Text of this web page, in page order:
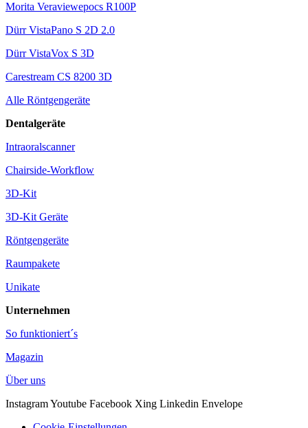
Morita Veraviewepocs R100P
Dürr VistaPano S 2D 2.0
Dürr VistaVox S 3D
Carestream CS 8200 3D
Alle Röntgengeräte
Dentalgeräte
Intraoralscanner
Chairside-Workflow
3D-Kit
3D-Kit Geräte
Röntgengeräte
Raumpakete
Unikate
Unternehmen
So funktioniert´s
Magazin
Über uns
InstagramYoutube Facebook Xing Linkedin Envelope